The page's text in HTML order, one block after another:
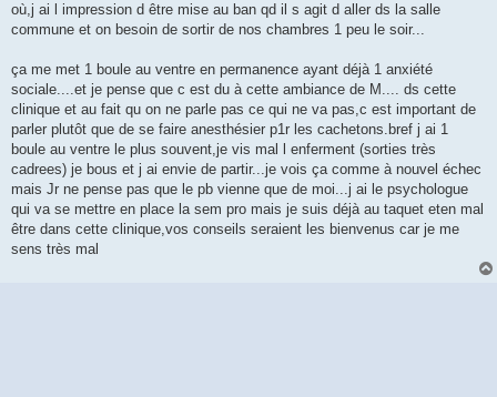
où,j ai l impression d être mise au ban qd il s agit d aller ds la salle
commune et on besoin de sortir de nos chambres 1 peu le soir...
ça me met 1 boule au ventre en permanence ayant déjà 1 anxiété
sociale....et je pense que c est du à cette ambiance de M.... ds cette
clinique et au fait qu on ne parle pas ce qui ne va pas,c est important de
parler plutôt que de se faire anesthésier p1r les cachetons.bref j ai 1
boule au ventre le plus souvent,je vis mal l enferment (sorties très
cadrees) je bous et j ai envie de partir...je vois ça comme à nouvel échec
mais Jr ne pense pas que le pb vienne que de moi...j ai le psychologue
qui va se mettre en place la sem pro mais je suis déjà au taquet eten mal
être dans cette clinique,vos conseils seraient les bienvenus car je me
sens très mal